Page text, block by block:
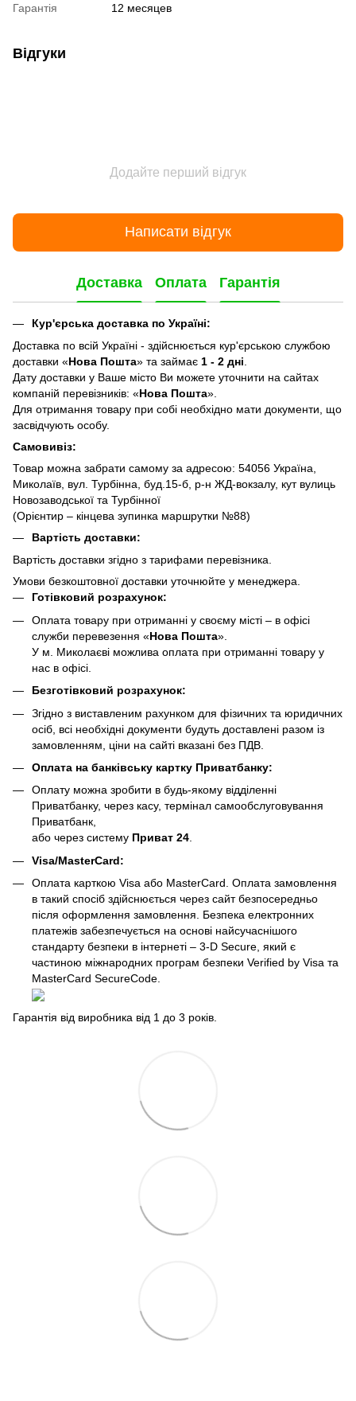
Гарантія
12 месяцев
Відгуки
Додайте перший відгук
Написати відгук
Доставка Оплата Гарантія
Кур'єрська доставка по Україні:
Доставка по всій Україні - здійснюється кур'єрською службою
доставки «Нова Пошта» та займає 1 - 2 дні
Дату доставки у Ваше місто Ви можете уточнити на сайтах
компаній перевізників: «Нова Пошта».
Для отримання товару при собі необхідно мати документи, що
засвідчують особу.
Самовивіз:
Товар можна забрати самому за адресою: 54056 Україна,
Миколаїв, вул. Турбінна, буд.15-б, р-н ЖД-вокзалу, кут вулиць
Новозаводської та Турбінної
(Орієнтир – кінцева зупинка маршрутки №88)
Вартість доставки:
Вартість доставки згідно з тарифами перевізника.
Умови безкоштовної доставки уточнюйте у менеджера.
Готівковий розрахунок:
Оплата товару при отриманні у своєму місті – в офісі
служби перевезення «Нова Пошта».
У м. Миколаєві можлива оплата при отриманні товару у
нас в офісі.
Безготівковий розрахунок:
Згідно з виставленим рахунком для фізичних та юридичних
осіб, всі необхідні документи будуть доставлені разом із
замовленням, ціни на сайті вказані без ПДВ.
Оплата на банківську картку Приватбанку:
Оплату можна зробити в будь-якому відділенні
Приватбанку, через касу, термінал самообслуговування
Приватбанк,
або через систему Приват 24.
Visa/MasterCard:
Оплата карткою Visa або MasterCard. Оплата замовлення
в такий спосіб здійснюється через сайт безпосередньо
після оформлення замовлення. Безпека електронних
платежів забезпечується на основі найсучаснішого
стандарту безпеки в інтернеті – 3-D Secure, який є
частиною міжнародних програм безпеки Verified by Visa та
MasterCard SecureCode.
Гарантія від виробника від 1 до 3 років.